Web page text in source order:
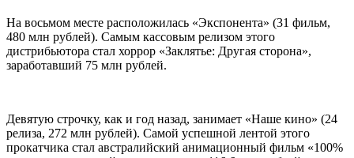
На восьмом месте расположилась «Экспонента» (31 фильм,
480 млн рублей). Самым кассовым релизом этого
дистрибьютора стал хоррор «Заклятье: Другая сторона»,
заработавший 75 млн рублей.
Девятую строчку, как и год назад, занимает «Наше кино» (24
релиза, 272 млн рублей). Самой успешной лентой этого
прокатчика стал австралийский анимационный фильм «100%